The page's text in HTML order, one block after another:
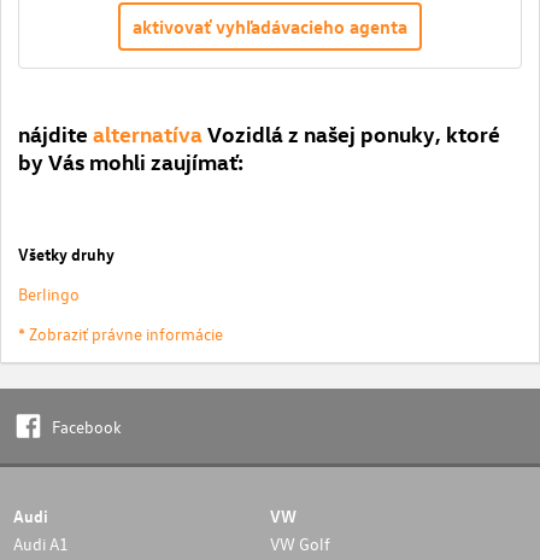
aktivovať vyhľadávacieho agenta
nájdite alternatívaVozidlá z našej ponuky, ktoré
by Vás mohli zaujímať:
Všetky druhy
Berlingo
* Zobraziť právne informácie
Facebook
Audi
Audi A1
VW
VW Golf